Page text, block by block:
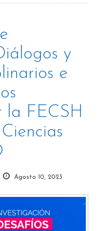
y
e
la FECSH
Agosto 10, 2023